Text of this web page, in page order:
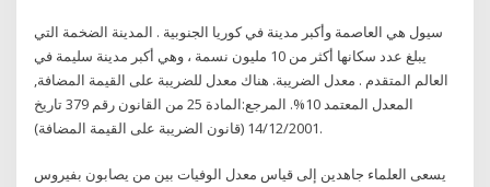
سيول هي العاصمة وأكبر مدينة في كوريا الجنوبية . المدينة الضخمة التي
يبلغ عدد سكانها أكثر من 10 مليون نسمة ، وهي أكبر مدينة سليمة في
العالم المتقدم . معدل الضريبة. هناك معدل للضريبة على القيمة المضافة,
المعدل المعتمد 10%. المرجع:المادة 25 من القانون رقم 379 تاريخ
14/12/2001 (قانون الضريبة على القيمة المضافة).
يسعى العلماء جاهدين إلى قياس معدل الوفيات بين من يصابون بفيروس